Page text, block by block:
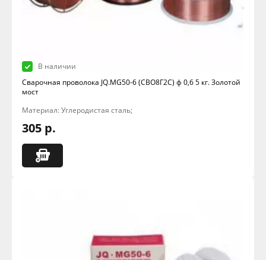
В наличии
Сварочная проволока JQ.MG50-6 (СВО8Г2С) ф 0,6 5 кг. Золотой
мост
Материал: Углеродистая сталь;
305 р.